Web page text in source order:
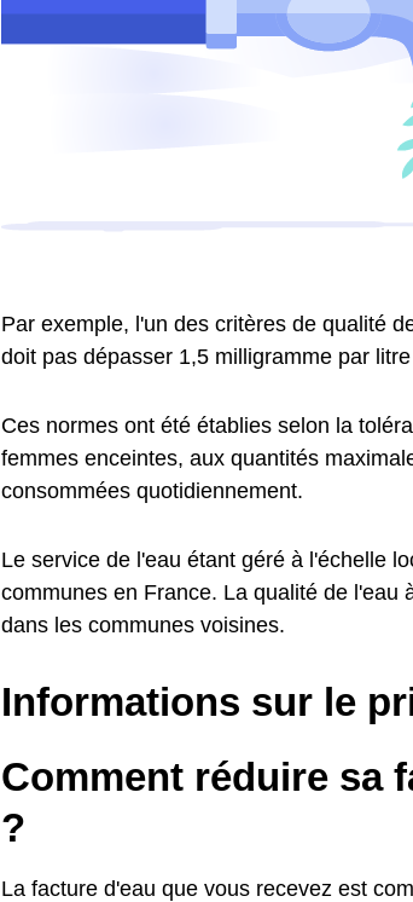
Par exemple, l'un des critères de qualité
doit pas dépasser 1,5 milligramme par
Ces normes ont été établies selon la
femmes enceintes, aux quantités
consommées quotidiennement.
Le service de l'eau étant géré à l'échelle
communes en France. La qualité de l'eau
dans les communes voisines.
Informations sur le
Comment réduire sa
?
La facture d'eau que vous recevez est